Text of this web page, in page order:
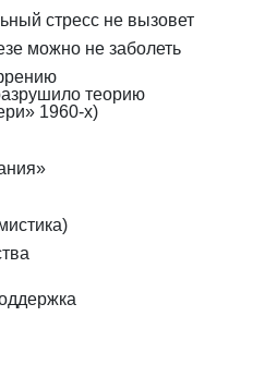
стресс не вызовет
можно не заболеть
теорию
1960-х)